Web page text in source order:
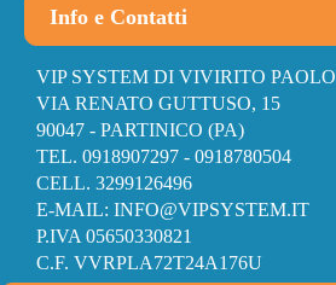
Info e Contatti
VIP SYSTEM DI VIVIRITO PAOLO
VIA RENATO GUTTUSO, 15
90047 - PARTINICO (PA)
TEL. 0918907297 - 0918780504
CELL. 3299126496
E-MAIL: INFO@VIPSYSTEM.IT
P.IVA 05650330821
C.F. VVRPLA72T24A176U